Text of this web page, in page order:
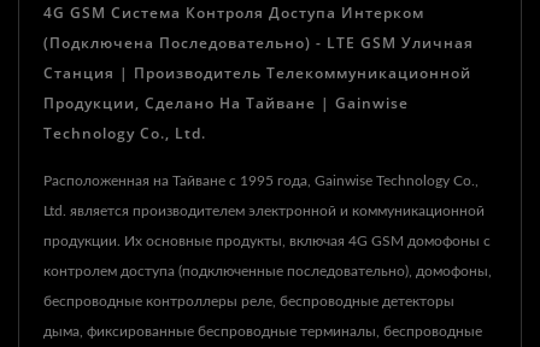
4G GSM Система Контроля Доступа Интерком
(подключена Последовательно) - LTE GSM Уличная
Станция | Производитель Телекоммуникационной
Продукции, Сделано На Тайване | Gainwise
Technology Co., Ltd.
Расположенная на Тайване с 1995 года, Gainwise Technology Co.,
Ltd. является производителем электронной и коммуникационной
продукции. Их основные продукты, включая 4G GSM домофоны с
контролем доступа (подключенные последовательно), домофоны,
беспроводные контроллеры реле, беспроводные детекторы
дыма, фиксированные беспроводные терминалы, беспроводные